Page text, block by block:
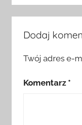
Dodaj
Twój adres e-
Komentarz *